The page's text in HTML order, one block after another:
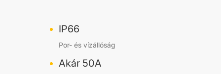
IP66
Por- és vízállóság
Akár 50A